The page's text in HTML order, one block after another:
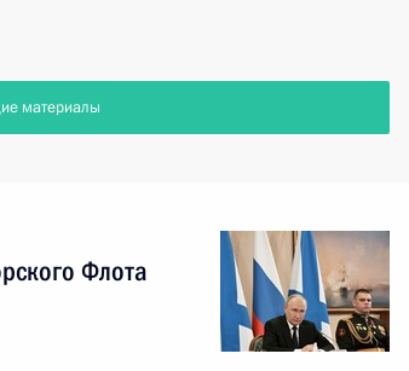
материалы
Флота